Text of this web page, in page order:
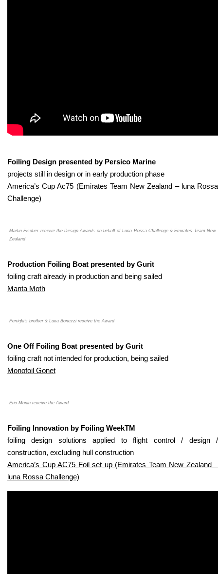
Foiling Design presented by Persico Marine
projects still in design or in early production phase
America’s Cup Ac75 (Emirates Team New Zealand – luna Rossa
Challenge)
Martin Fischer receive the Design Awards on behalf of Luna Rossa Challenge & Emirates Team New
Zealand
Production Foiling Boat presented by Gurit
foiling craft already in production and being sailed
Manta Moth
Ferrighi’s brother & Luca Bonezzi receive the Award
One Off Foiling Boat presented by Gurit
foiling craft not intended for production, being sailed
Monofoil Gonet
Eric Monin receive the Award
Foiling Innovation by Foiling WeekTM
foiling design solutions applied to flight control / design /
construction, excluding hull construction
America’s Cup AC75 Foil set up (Emirates Team New Zealand –
luna Rossa Challenge)